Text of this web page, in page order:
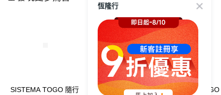
SISTEMA TOGO 隨行 SISTEMA TOGO 隨行 SISTEMA TOGO
恆隆行